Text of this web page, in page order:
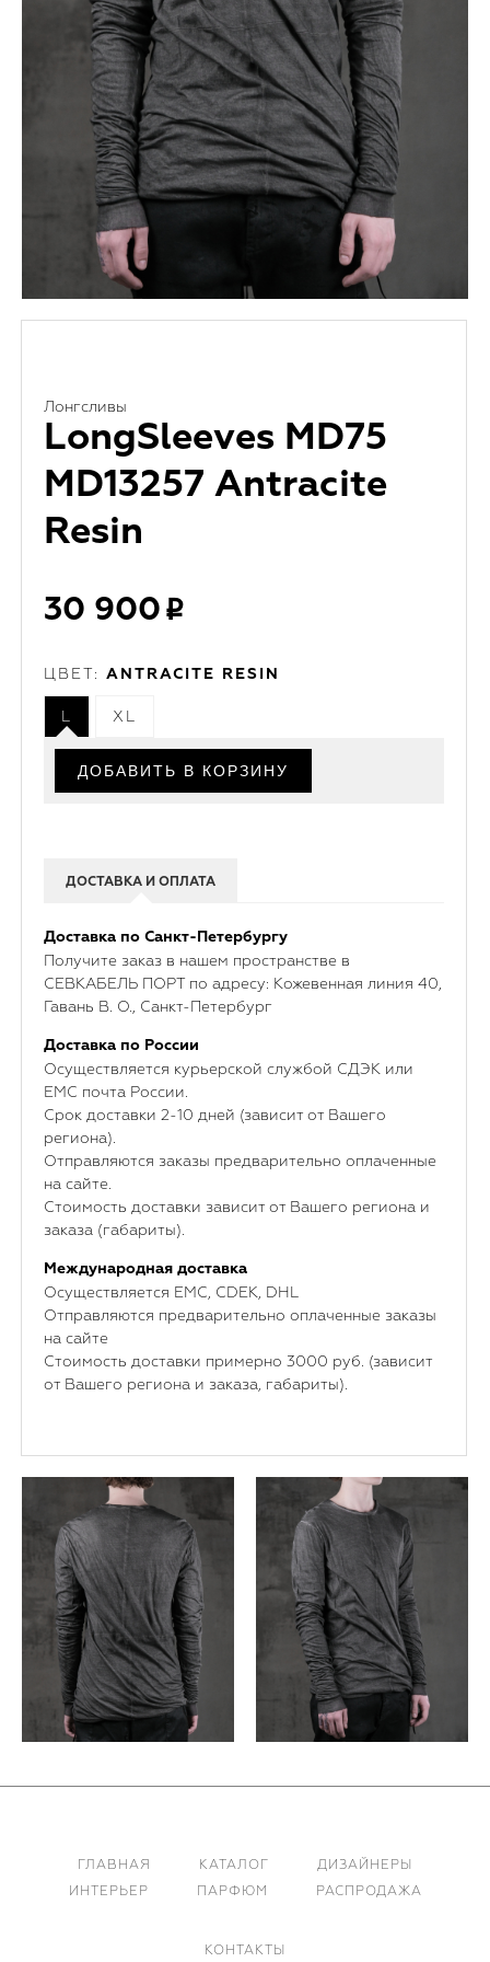
Лонгсливы
LongSleeves MD75
MD13257 Antracite
Resin
30 900
ЦВЕТ: ANTRACITE RESIN
L XL
ДОСТАВКА И ОПЛАТА
Доставка по Санкт-Петербургу
Получите заказ в нашем пространстве в
СЕВКАБЕЛЬ ПОРТ по адресу: Кожевенная линия 40,
Гавань В. О., Санкт-Петербург
Доставка по России
Осуществляется курьерской службой СДЭК или
ЕМС почта России.
Срок доставки 2-10 дней (зависит от Вашего
региона).
Отправляются заказы предварительно оплаченные
на сайте.
Стоимость доставки зависит от Вашего региона и
заказа (габариты).
Международная доставка
Осуществляется ЕМС, CDEK, DHL
Отправляются предварительно оплаченные заказы
на сайте
Стоимость доставки примерно 3000 руб. (зависит
от Вашего региона и заказа, габариты).
ГЛАВНАЯ КАТАЛОГ
ДИЗАЙНЕРЫ
ИНТЕРЬЕР
ПАРФЮМ РАСПРОДАЖА
КОНТАКТЫ